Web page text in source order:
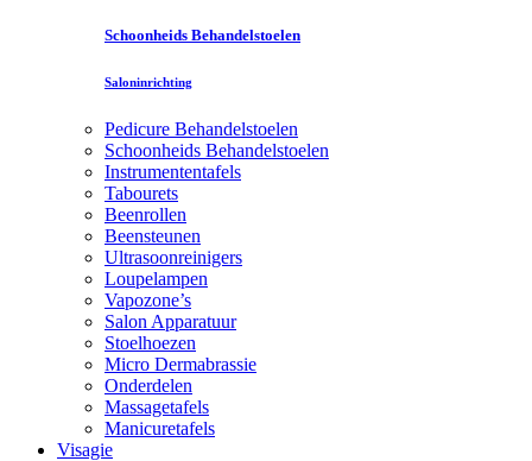
Schoonheids Behandelstoelen
Saloninrichting
Pedicure Behandelstoelen
Schoonheids Behandelstoelen
Instrumententafels
Tabourets
Beenrollen
Beensteunen
Ultrasoonreinigers
Loupelampen
Vapozone’s
Salon Apparatuur
Stoelhoezen
Micro Dermabrassie
Onderdelen
Massagetafels
Manicuretafels
Visagie